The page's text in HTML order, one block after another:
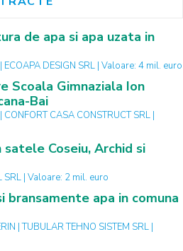
de apa si apa uzata in
DESIGN SRL | Valoare: 4 mil. euro
Scoala Gimnaziala Ion
Bai
CASA CONSTRUCT SRL |
satele Coseiu, Archid si
SRL | Valoare: 2 mil. euro
bransamente apa in comuna
| TUBULAR TEHNO SISTEM SRL |